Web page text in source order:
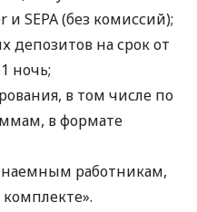
и SEPA (без комиссий);
депозитов на срок от
ночь;
в том числе по
в формате
работникам,
комплекте».